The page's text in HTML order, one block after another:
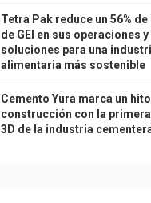
Tetra Pak reduce un 56%
de GEI en sus operaciones
soluciones para una
alimentaria más sostenible
Cemento Yura marca un
construcción con la
3D de la industria